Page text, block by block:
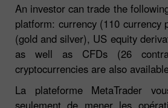
An investor can trade the
platform: currency (110 currency
(gold and silver), US equity
as well as CFDs (26
cryptocurrencies are also
La plateforme MetaTrader
seulement de mener les